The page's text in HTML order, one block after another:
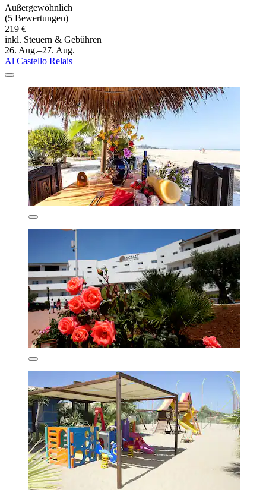
Außergewöhnlich
(5 Bewertungen)
219 €
inkl. Steuern & Gebühren
26. Aug.–27. Aug.
Al Castello Relais